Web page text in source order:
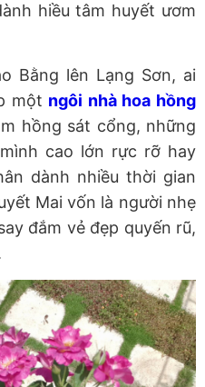
hiều tâm huyết ươm
Bằng lên Lạng Sơn, ai
một ngôi nhà hoa hồng
hồng sát cổng, những
cao lớn rực rỡ hay
dành nhiều thời gian
Mai vốn là người nhẹ
đắm vẻ đẹp quyến rũ,